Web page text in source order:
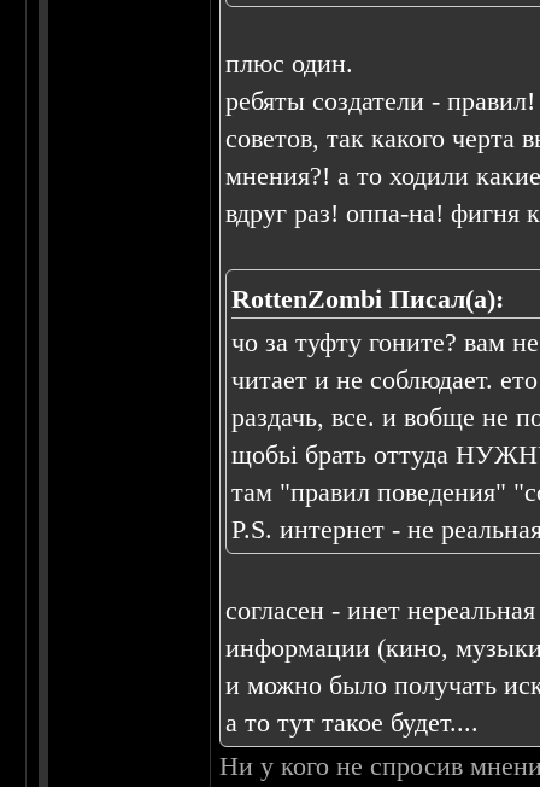
плюс один.
ребяты создатели -
советов, так какого черта
мнения?! а то ходили
вдруг раз! оппа-на! фигня
RottenZombi Писал(а):
чо за туфту гоните? вам
читает и не соблюдает.
раздачь, все. и вобще не
щобьі брать оттуда
там "правил поведения"
P.S. интернет - не
согласен - инет
информации (кино,
и можно было получать
а то тут такое будет....
Ни у кого не спросив